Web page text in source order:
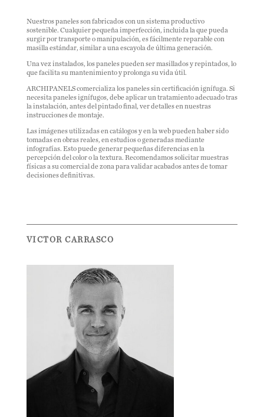
Nuestros paneles son fabricados con un sistema productivo
sostenible. Cualquier pequeña imperfección, incluida la que pueda
surgir por transporte o manipulación, es fácilmente reparable con
masilla estándar, similar a una escayola de última generación.
Una vez instalados, los paneles pueden ser masillados y repintados, lo
que facilita su mantenimiento y prolonga su vida útil.
ARCHIPANELS comercializa los paneles sin certificación ignífuga. Si
necesita paneles ignífugos, debe aplicar un tratamiento adecuado tras
la instalación, antes del pintado final, ver detalles en nuestras
instrucciones de montaje.
Las imágenes utilizadas en catálogos y en la web pueden haber sido
tomadas en obras reales, en estudios o generadas mediante
infografías. Esto puede generar pequeñas diferencias en la
percepción del color o la textura. Recomendamos solicitar muestras
físicas a su comercial de zona para validar acabados antes de tomar
decisiones definitivas.
VICTOR CARRASCO